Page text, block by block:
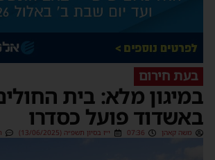
בעת חירום
במיגון מלא: בית
באשדוד פועל כסדרו
משה קאהן 07:36 י״ז בסיון תשפ״ה (13/06/2025)